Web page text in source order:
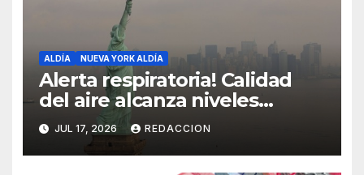
ALDÍA NUEVA YORK ALDÍA
Alerta respiratoria! Calidad
del aire alcanza niveles
peligrosos en NYC
JUL 17, 2026 REDACCION